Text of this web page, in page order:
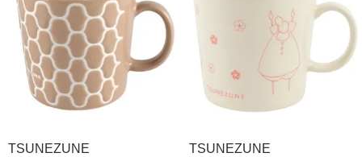
TSUNEZUNE
TSUNEZUNE